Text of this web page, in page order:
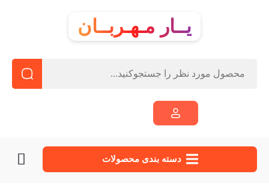
یــار مـهـربــان
دسته‌ بندی محصولات